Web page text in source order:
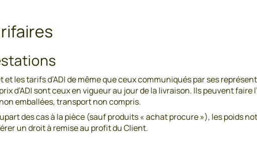
et les tarifs d’ADI de même que ceux communiqués par ses
d’ADI sont ceux en vigueur au jour de la livraison. Ils peuvent faire
emballées, transport non compris.
des cas à la pièce (sauf produits « achat procure »), les poids
un droit à remise au profit du Client.